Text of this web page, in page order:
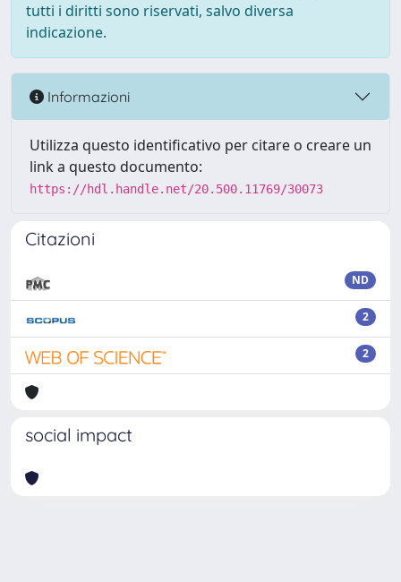
tutti i diritti sono riservati, salvo diversa
indicazione.
Informazioni
Utilizza questo identificativo per citare o creare un
link a questo documento:
https://hdl.handle.net/20.500.11769/30073
Citazioni
ND
2
2
social impact